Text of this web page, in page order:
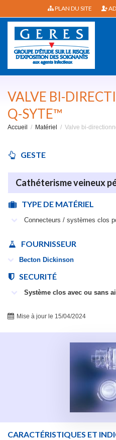
PLAN DU SITE
VALVE BI-
Q-SYTE™
Accueil Matériel Valve bi-
GESTE
Cathéterisme veineux
TYPE DE MATÉRIEL
Connecteurs / systèmes clos
FOURNISSEUR
Becton Dickinson
SECURITÉ
Système clos avec ou sans
Mise à jour le 15/04/2024
CARACTÉRISTIQUES ET